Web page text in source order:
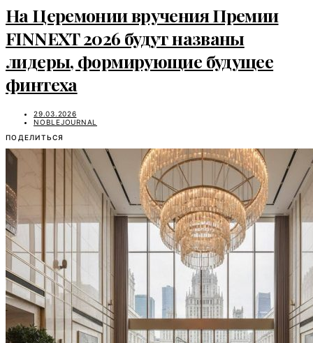
На Церемонии вручения Премии
FINNEXT 2026 будут названы
лидеры, формирующие будущее
финтеха
29.03.2026
NOBLEJOURNAL